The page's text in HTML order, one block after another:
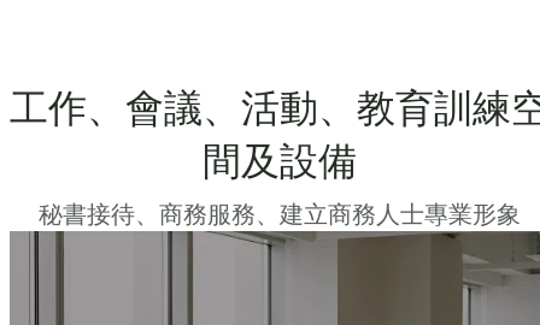
工作、會議、活動、教育訓練
間及設備
秘書接待、商務服務、建立商務人士專業形象